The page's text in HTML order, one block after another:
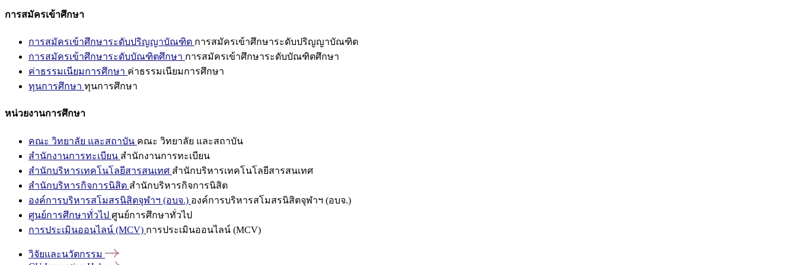
การสมัครเข้าศึกษา
การสมัครเข้าศึกษาระดับปริญญาบัณฑิต การสมัครเข้าศึกษาระดับปริญญาบัณฑิต
การสมัครเข้าศึกษาระดับบัณฑิตศึกษา การสมัครเข้าศึกษาระดับบัณฑิตศึกษา
ค่าธรรมเนียมการศึกษา ค่าธรรมเนียมการศึกษา
ทุนการศึกษา ทุนการศึกษา
หน่วยงานการศึกษา
คณะ วิทยาลัย และสถาบัน คณะ วิทยาลัย และสถาบัน
สำนักงานการทะเบียน สำนักงานการทะเบียน
สำนักบริหารเทคโนโลยีสารสนเทศ สำนักบริหารเทคโนโลยีสารสนเทศ
สำนักบริหารกิจการนิสิต สำนักบริหารกิจการนิสิต
องค์การบริหารสโมสรนิสิตจุฬาฯ (อบจ.) องค์การบริหารสโมสรนิสิตจุฬาฯ (อบจ.)
ศูนย์การศึกษาทั่วไป ศูนย์การศึกษาทั่วไป
การประเมินออนไลน์ (MCV) การประเมินออนไลน์ (MCV)
วิจัยและนวัตกรรม